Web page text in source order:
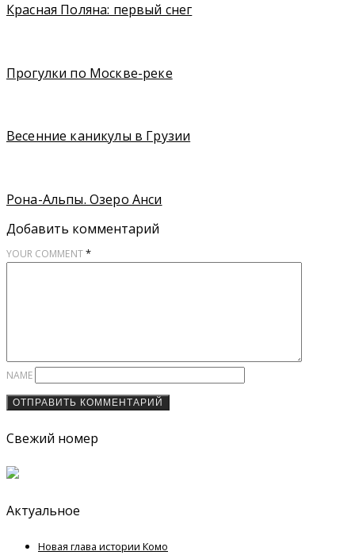
Красная Поляна: первый снег
Прогулки по Москве-реке
Весенние каникулы в Грузии
Рона-Альпы. Озеро Анси
Добавить комментарий
YOUR COMMENT*
NAME
Свежий номер
Актуальное
Новая глава истории Комо